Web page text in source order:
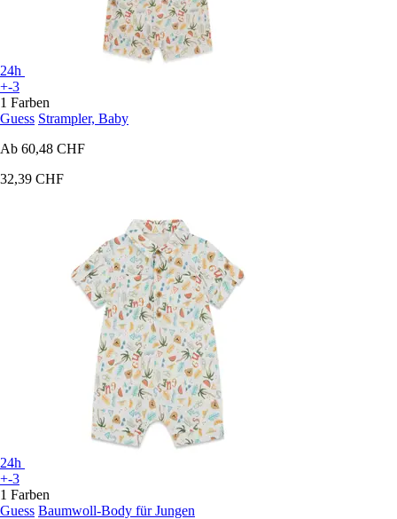
24h
+-3
1 Farben
Guess Strampler, Baby
Ab 60,48 CHF
32,39 CHF
24h
+-3
1 Farben
Guess Baumwoll-Body für Jungen